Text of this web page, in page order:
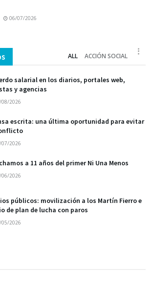
06/07/2026
ALL ACCIÓN SOCIAL
salarial en los diarios, portales web,
y agencias
08/2026
escrita: una última oportunidad para evitar
07/2026
a 11 años del primer Ni Una Menos
06/2026
públicos: movilización a los Martín Fierro e
de plan de lucha con paros
05/2026